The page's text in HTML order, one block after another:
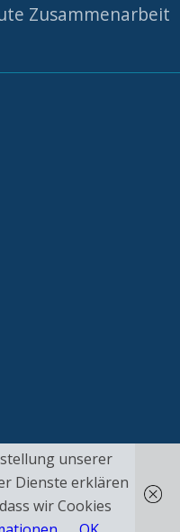
Zusammenarbeit
unserer
Dienste erklären
wir Cookies